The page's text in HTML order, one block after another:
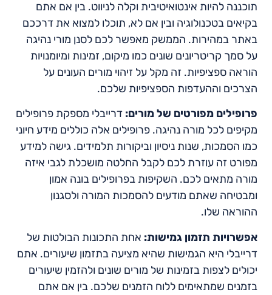
תוכננה להיות אינטואיטיבית וקלה לניווט. בין אם אתם
בקיאים בטכנולוגיה ובין אם לא, תוכלו למצוא את דרככם
באתר במהירות. הממשק מאפשר לכם לסנן מורי נהיגה
על סמך קריטריונים שונים כמו מיקום, זמינות ומיומנויות
הוראה ספציפיות. זה מקל על זיהוי מורים העונים על
הצרכים וההעדפות הספציפיות שלכם.
פרופילים מפורטים של מורים: דרייבלי מספקת פרופילים
מקיפים לכל מורה נהיגה. פרופילים אלה כוללים מידע חיוני
כמו הסמכות, שנות ניסיון וביקורות תלמידים. גישה למידע
מפורט זה עוזרת לכם לקבל החלטה מושכלת לגבי איזה
מורה מתאים לכם. השקיפות בפרופילים בונה אמון
ומבטיחה שאתם מודעים להסמכות המורה ולסגנון
ההוראה שלו.
אפשרויות תזמון גמישות: אחת התכונות הבולטות של
דרייבלי היא הגמישות שהיא מציעה בתזמון שיעורים. אתם
יכולים לצפות בזמינות של מורים שונים ולהזמין שיעורים
בזמנים שמתאימים ללוח הזמנים שלכם. בין אם אתם